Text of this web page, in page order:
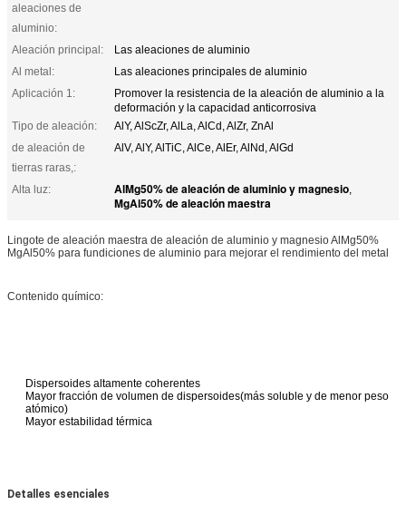
aleaciones de
aluminio:
Aleación principal:
Las aleaciones de aluminio
Al metal:
Las aleaciones principales de aluminio
Aplicación 1:
Promover la resistencia de la aleación de aluminio a la
deformación y la capacidad anticorrosiva
Tipo de aleación:
AlY, AlScZr, AlLa, AlCd, AlZr, ZnAl
de aleación de
tierras raras,:
AlV, AlY, AlTiC, AlCe, AlEr, AlNd, AlGd
Alta luz: AlMg50% de aleación de aluminio y magnesio,
MgAl50% de aleación maestra
Lingote de aleación maestra de aleación de aluminio y magnesio AlMg50%
MgAl50% para fundiciones de aluminio para mejorar el rendimiento del metal
Contenido químico:
Dispersoides altamente coherentes
Mayor fracción de volumen de dispersoides(más soluble y de menor peso
atómico)
Mayor estabilidad térmica
Detalles esenciales